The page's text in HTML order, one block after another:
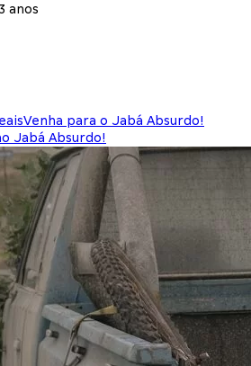
anos
Venha para o Jabá Absurdo!
Jabá Absurdo!